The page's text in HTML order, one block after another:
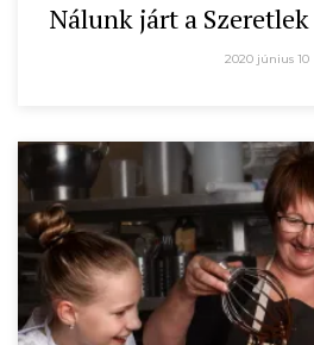
Nálunk járt a
2020 június 10